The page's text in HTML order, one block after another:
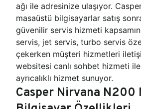
ağı ile adresinize ulaşıyor.
masaüstü bilgisayarlar satış
güvenilir servis hizmeti
servis, jet servis, turbo servis
çekerken müşteri hizmetleri
websitesi canlı sohbet hizmeti
ayrıcalıklı hizmet sunuyor.
Casper Nirvana N200